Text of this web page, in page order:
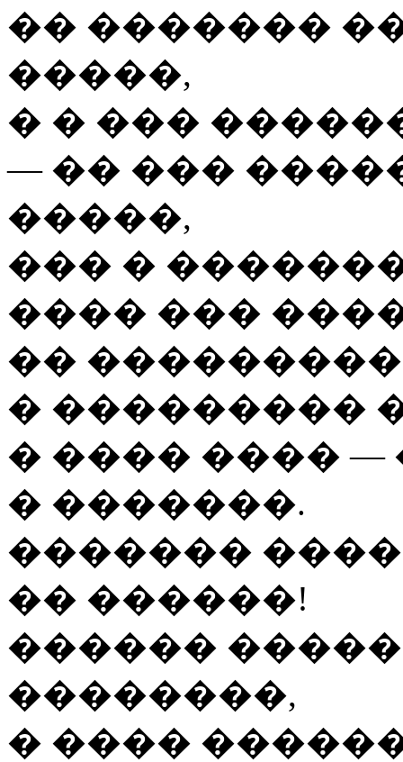
�� �������
�����,
� � ���
— �� ���
�����,
��� �
���� ���
��
� ���������
� ���� ����
� �������.
�������
�� ������!
������
��������,
� ����